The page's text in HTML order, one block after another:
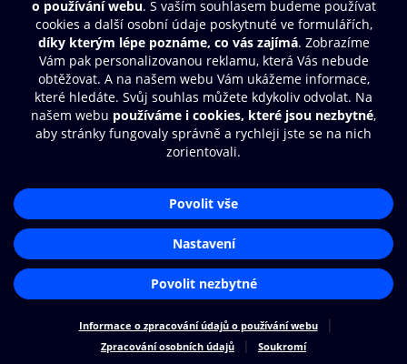
© O2 Czech Republic a.s.
Nákupní řád
Přístupnost
Zásady zpracování osobních údajů
Cookies
Aplikace O2 Knihovna
Čti a poslouchej své e-knihy a
audioknihy rychleji a pohodlněji.